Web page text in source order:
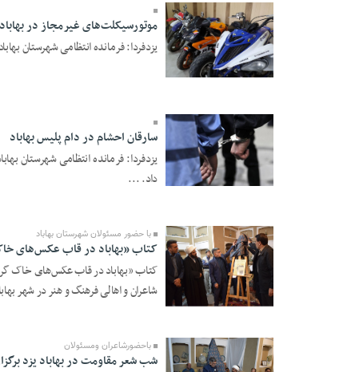
27 Dey 1403 - 14:42
موتورسیکلت‌های غیرمجاز در
یزدفردا: فرمانده انتظامی شهرستان
24 Dey 1403 - 13:37
سارقان احشام در دام پلیس بهاباد
داد. ...
19 Dey 1403 - 13:38
با حضور مسئولان شهرستان بهاباد
کتاب «بهاباد در قاب عکس‌های
کتاب «بهاباد در قاب عکس‌های خاک
شاعران و اهالی فرهنگ و هنر در شهر
باحضورشاعران ومسئولان
شب شعر مقاومت در بهاباد یزد